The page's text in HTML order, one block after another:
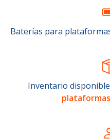
Baterías para
Inventario